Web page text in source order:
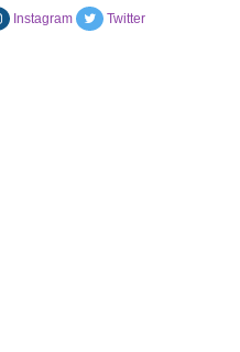
Instagram Twitter